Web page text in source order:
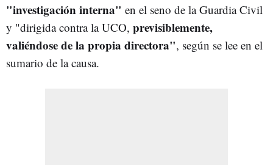
"investigación interna" en el seno de la Guardia Civil
y "dirigida contra la UCO, previsiblemente,
valiéndose de la propia directora", según se lee en el
sumario de la causa.